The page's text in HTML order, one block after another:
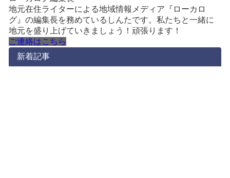
地元在住ライターによる地域情報メディア『ローカロ
グ』の編集長を務めているしんたです。私たちと一緒に
地元を盛り上げていきましょう！頑張ります！
ご連絡はこちら
新着記事